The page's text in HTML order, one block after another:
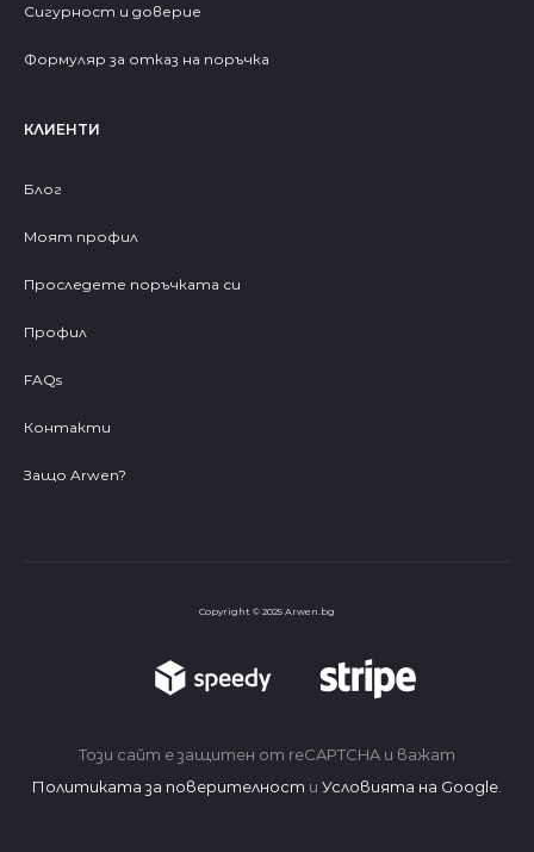
Сигурност и доверие
Формуляр за отказ на поръчка
КЛИЕНТИ
Блог
Моят профил
Проследете поръчката си
Профил
FAQs
Контакти
Защо Arwen?
Copyright © 2025 Arwen.bg
Този сайт е защитен от reCAPTCHA и важат
Политиката за поверителност и Условията на Google